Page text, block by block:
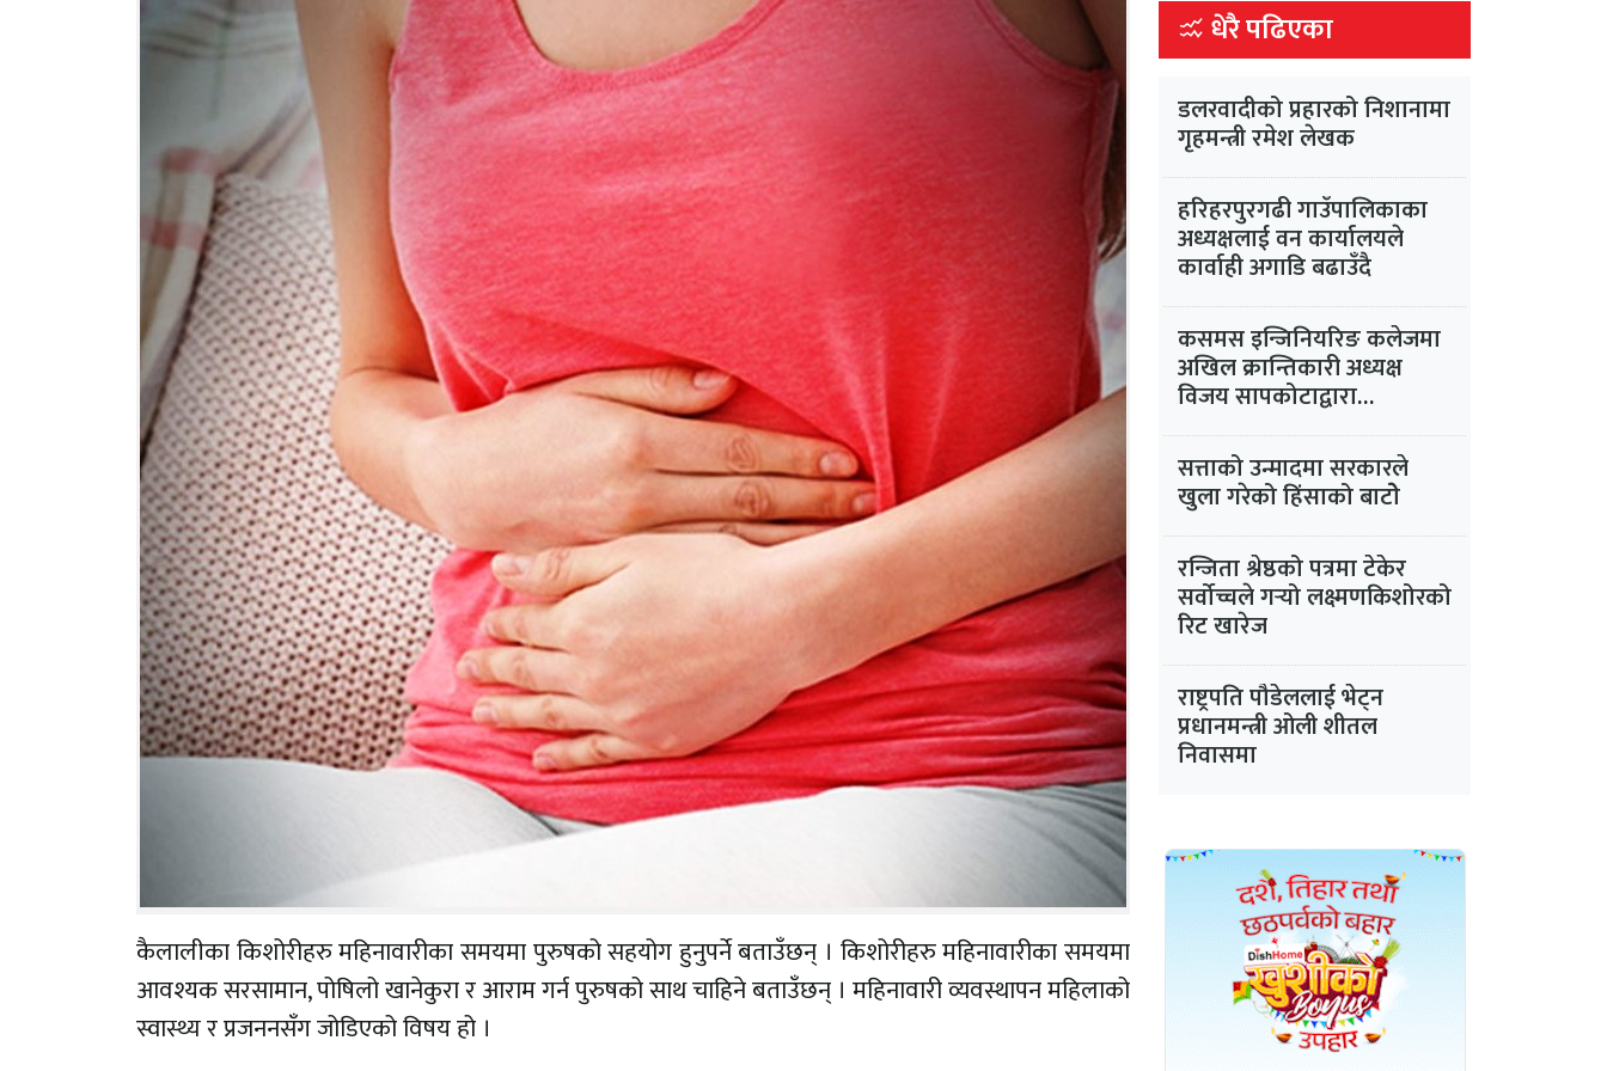
कैलालीका किशोरीहरु महिनावारीका समयमा पुरुषको सहयोग हुनुपर्ने बताउँछन् । किशोरीहरु महिनावारीका समयमा
आवश्यक सरसामान, पोषिलो खानेकुरा र आराम गर्न पुरुषको साथ चाहिने बताउँछन् । महिनावारी व्यवस्थापन महिलाको
स्वास्थ्य र प्रजननसँग जोडिएको विषय हो ।
धेरै पढिएका
डलरवादीको प्रहारको निशानामा
गृहमन्त्री रमेश लेखक
हरिहरपुरगढी गाउँपालिकाका
अध्यक्षलाई वन कार्यालयले
कार्वाही अगाडि बढाउँदै
कसमस इन्जिनियरिङ कलेजमा
अखिल क्रान्तिकारी अध्यक्ष
विजय सापकोटाद्वारा
समानान्तर गतिविधिको प्रयास
सत्ताको उन्मादमा सरकारले
खुला गरेको हिंसाको बाटोे
रन्जिता श्रेष्ठको पत्रमा टेकेर
सर्वोच्चले गर्‍यो लक्ष्मणकिशोरको
रिट खारेज
राष्ट्रपति पौडेललाई भेट्न
प्रधानमन्त्री ओली शीतल
निवासमा